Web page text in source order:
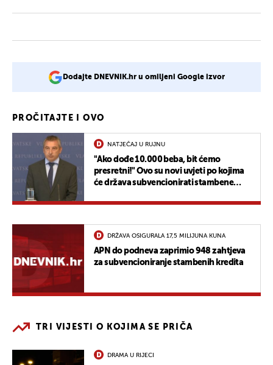
Dodajte DNEVNIK.hr u omiljeni Google izvor
PROČITAJTE I OVO
NATJEČAJ U RUJNU
"Ako dođe 10.000 beba, bit ćemo
presretni!" Ovo su novi uvjeti po kojima
će država subvencionirati stambene
DRŽAVA OSIGURALA 17,5 MILIJUNA KUNA
APN do podneva zaprimio 948 zahtjeva
za subvencioniranje stambenih kredita
TRI VIJESTI O KOJIMA SE PRIČA
DRAMA U RIJECI